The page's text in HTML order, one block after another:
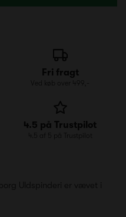
Fri fragt
Ved køb over 499,-
4.5 på Trustpilot
4.5 af 5 på Trustpilot
Uldspinderi er vævet i